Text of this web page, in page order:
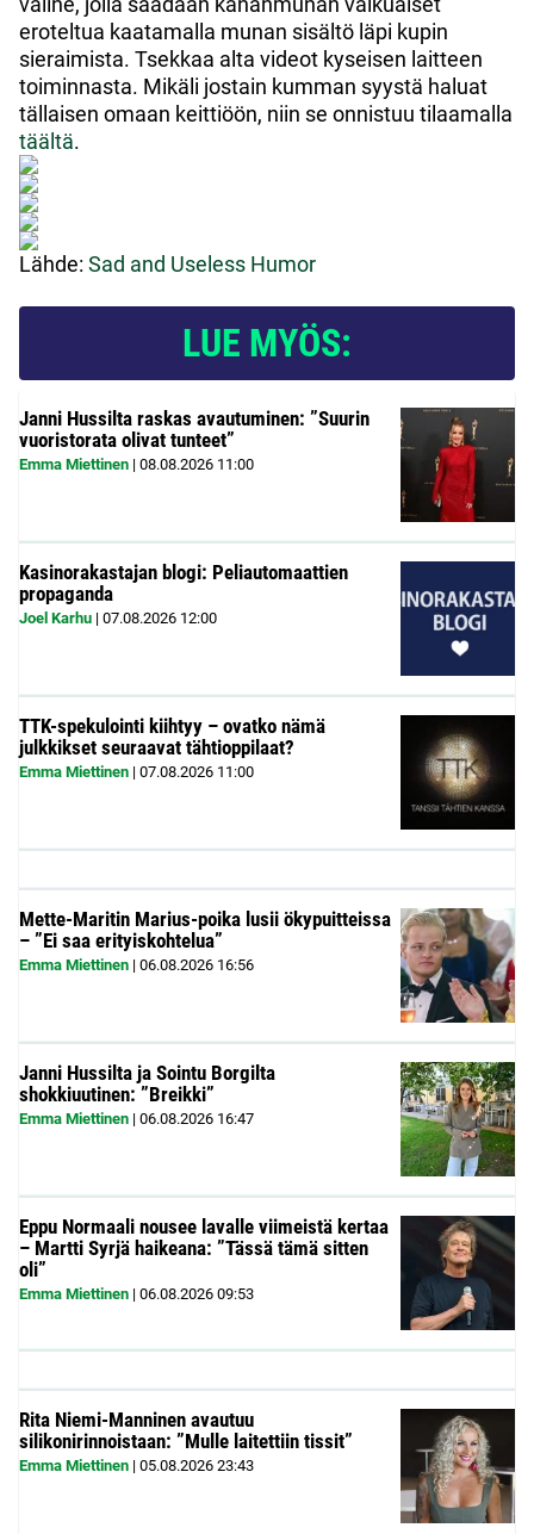
eroteltua kaatamalla munan sisältö läpi kupin
sieraimista. Tsekkaa alta videot kyseisen laitteen
toiminnasta. Mikäli jostain kumman syystä haluat
tällaisen omaan keittiöön, niin se onnistuu tilaamalla
täältä.
Lähde: Sad and Useless Humor
LUE MYÖS:
Janni Hussilta raskas avautuminen: ”Suurin
vuoristorata olivat tunteet”
Emma Miettinen | 08.08.2026 11:00
Kasinorakastajan blogi: Peliautomaattien
propaganda
Joel Karhu | 07.08.2026 12:00
TTK-spekulointi kiihtyy – ovatko nämä
julkkikset seuraavat tähtioppilaat?
Emma Miettinen | 07.08.2026 11:00
Mette-Maritin Marius-poika lusii ökypuitteissa
– ”Ei saa erityiskohtelua”
Emma Miettinen | 06.08.2026 16:56
Janni Hussilta ja Sointu Borgilta
shokkiuutinen: ”Breikki”
Emma Miettinen | 06.08.2026 16:47
Eppu Normaali nousee lavalle viimeistä kertaa
– Martti Syrjä haikeana: ”Tässä tämä sitten
oli”
Emma Miettinen | 06.08.2026 09:53
Rita Niemi-Manninen avautuu
silikonirinnoistaan: ”Mulle laitettiin tissit”
Emma Miettinen | 05.08.2026 23:43